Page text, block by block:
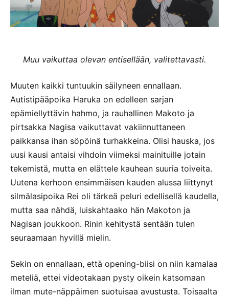
Muu vaikuttaa olevan entisellään, valitettavasti.
Muuten kaikki tuntuukin säilyneen ennallaan.
Autistipääpoika Haruka on edelleen sarjan
epämiellyttävin hahmo, ja rauhallinen Makoto ja
pirtsakka Nagisa vaikuttavat vakiinnuttaneen
paikkansa ihan söpöinä turhakkeina. Olisi hauska, jos
uusi kausi antaisi vihdoin viimeksi mainituille jotain
tekemistä, mutta en elättele kauhean suuria toiveita.
Uutena kerhoon ensimmäisen kauden alussa liittynyt
silmälasipoika Rei oli tärkeä peluri edellisellä kaudella,
mutta saa nähdä, luiskahtaako hän Makoton ja
Nagisan joukkoon. Rinin kehitystä sentään tulen
seuraamaan hyvillä mielin.
Sekin on ennallaan, että opening-biisi on niin kamalaa
meteliä, ettei videotakaan pysty oikein katsomaan
ilman mute-näppäimen suotuisaa avustusta. Toisaalta